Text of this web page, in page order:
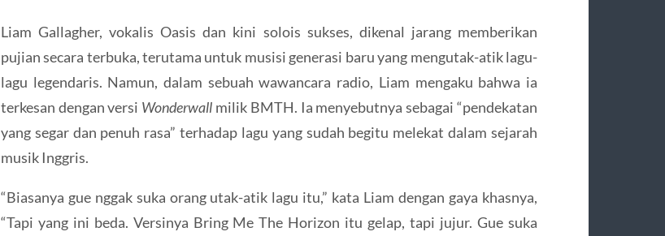
Liam Gallagher, vokalis Oasis dan kini solois sukses, dikenal jarang memberikan
pujian secara terbuka, terutama untuk musisi generasi baru yang mengutak-atik lagu-
lagu legendaris. Namun, dalam sebuah wawancara radio, Liam mengaku bahwa ia
terkesan dengan versi Wonderwall milik BMTH. Ia menyebutnya sebagai “pendekatan
yang segar dan penuh rasa” terhadap lagu yang sudah begitu melekat dalam sejarah
musik Inggris.
“Biasanya gue nggak suka orang utak-atik lagu itu,” kata Liam dengan gaya khasnya,
“Tapi yang ini beda. Versinya Bring Me The Horizon itu gelap, tapi jujur. Gue suka